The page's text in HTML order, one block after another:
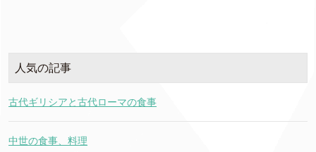
人気の記事
古代ギリシアと古代ローマの食事
中世の食事、料理